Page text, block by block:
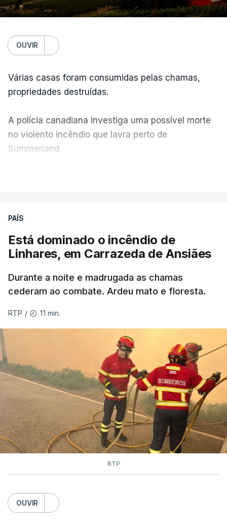
OUVIR
Várias casas foram consumidas pelas chamas,
propriedades destruídas.
A polícia canadiana investiga uma possível morte
no violento incêndio que lavra perto de
Summerland.
ERRO100
ERROR ON HTML5 MEDIA ELEMENT
ESTE CONTEÚDO ESTÁ NESTE
MOMENTO INDISPONÍVEL
As autoridades canadianas estimam que vai levar
dias ou semanas para controlar o fogo. Mais de
dois mil operacionais estão no terreno no combate
às chamas.
PAÍS
Está dominado o incêndio de
Linhares, em Carrazeda de Ansiães
Durante a noite e madrugada as chamas
cederam ao combate. Ardeu mato e floresta.
RTP / 11 min.
RTP
OUVIR